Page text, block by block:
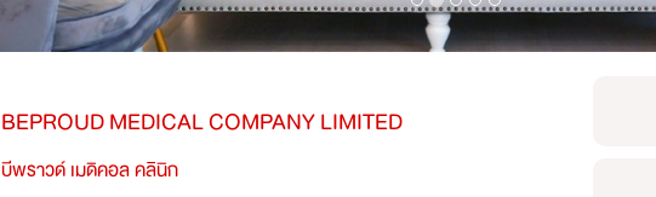
BEPROUD MEDICAL COMPANY LIMITED
บีพราวด์ เมดิคอล คลินิก